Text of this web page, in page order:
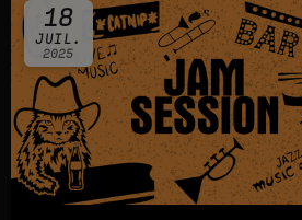
18
JUIL.
2025